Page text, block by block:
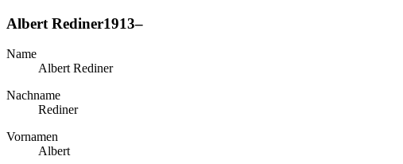
Albert Rediner1913–
Name
Albert Rediner
Nachname
Rediner
Vornamen
Albert